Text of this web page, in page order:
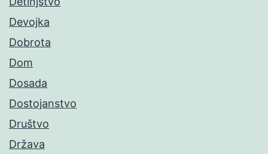
Devojka
Dobrota
Dom
Dosada
Dostojanstvo
Društvo
Država